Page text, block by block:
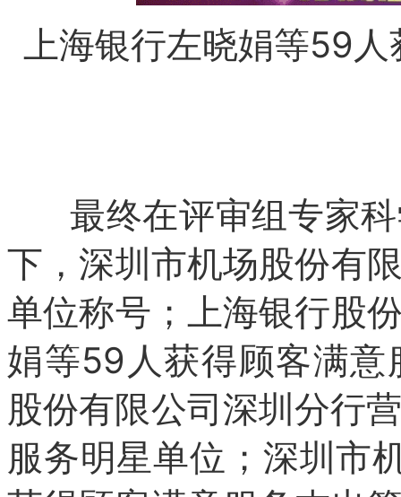
上海银行左晓娟等59
最终在评审组专家科
下，深圳市机场股份有
单位称号；上海银行股
娟等59人获得顾客满
股份有限公司深圳分行
服务明星单位；深圳市